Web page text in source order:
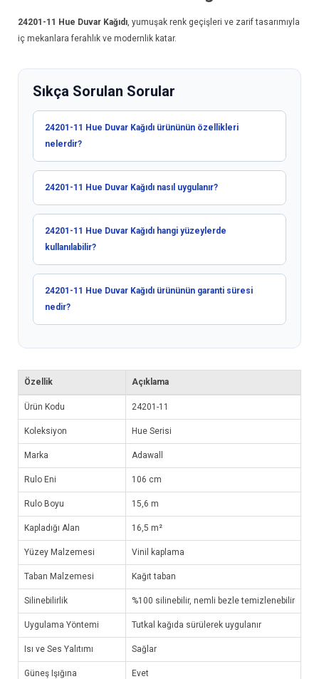
24201-11 Hue Duvar Kağıdı , yumuşak renk geçişleri ve zarif tasarımıyla
iç mekanlara ferahlık ve modernlik katar.
Sıkça Sorulan Sorular
24201-11 Hue Duvar Kağıdı ürününün özellikleri
nelerdir?
24201-11 Hue Duvar Kağıdı nasıl uygulanır?
24201-11 Hue Duvar Kağıdı hangi yüzeylerde
kullanılabilir?
24201-11 Hue Duvar Kağıdı ürününün garanti süresi
nedir?
Özellik Açıklama
Ürün Kodu 24201-11
Koleksiyon Hue Serisi
Marka Adawall
Rulo Eni 106 cm
Rulo Boyu 15,6 m
Kapladığı Alan 16,5 m²
Yüzey Malzemesi Vinil kaplama
Taban Malzemesi Kağıt taban
Silinebilirlik %100 silinebilir, nemli bezle temizlenebilir
Uygulama Yöntemi Tutkal kağıda sürülerek uygulanır
Isı ve Ses Yalıtımı Sağlar
Güneş Işığına
Evet